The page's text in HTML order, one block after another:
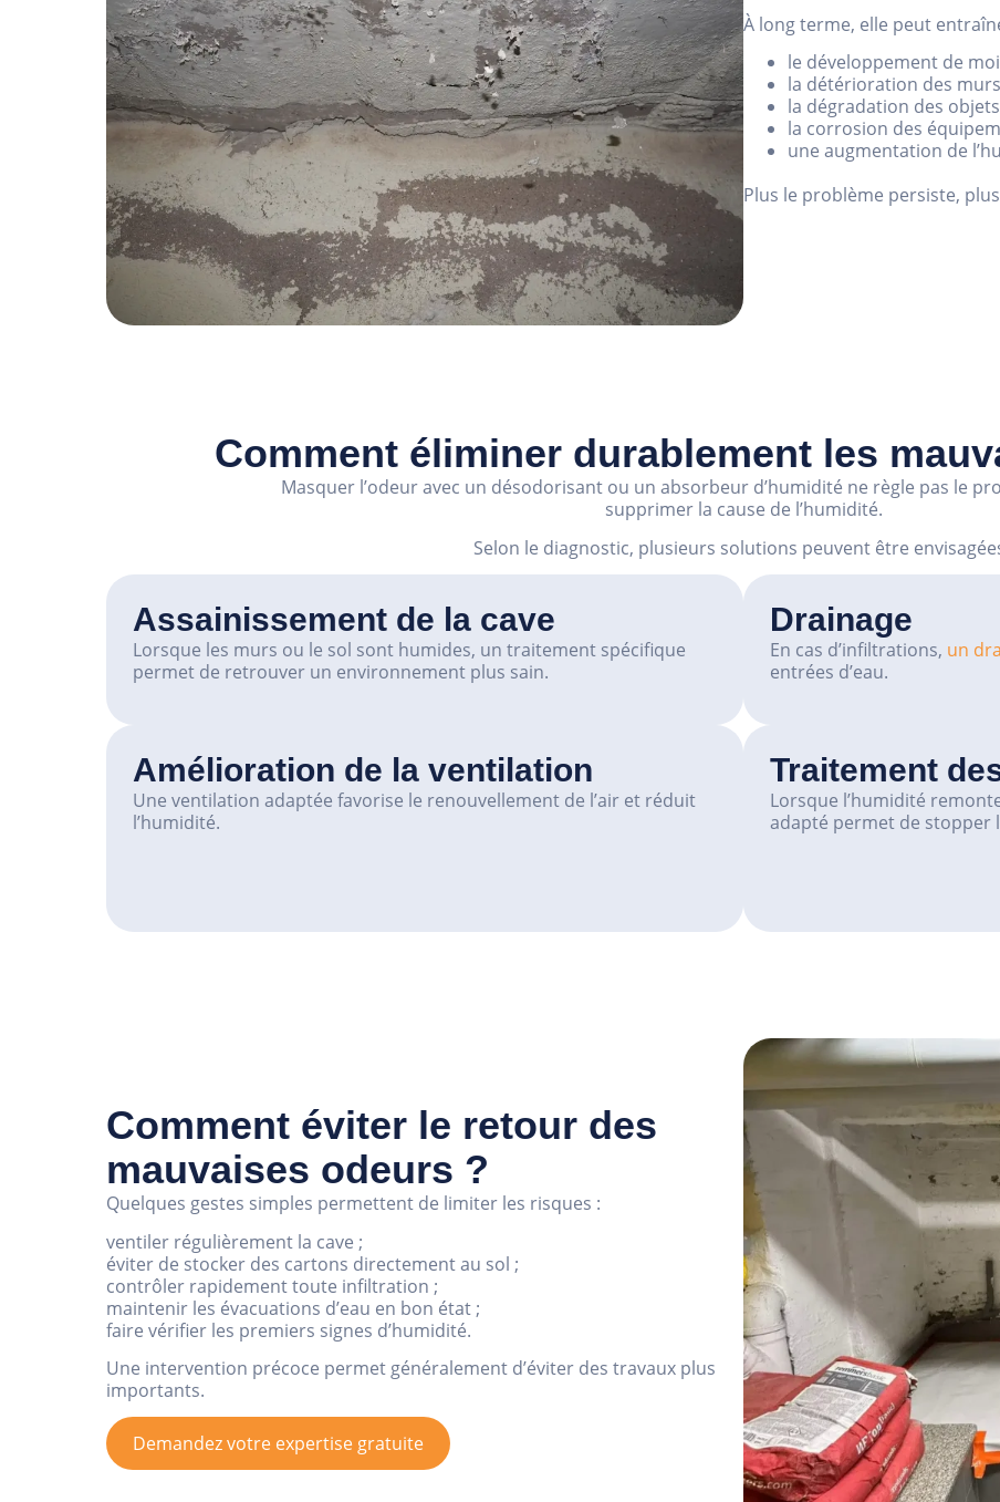
À long terme, elle peut
le développement de
la détérioration des
la dégradation des
la corrosion des
une augmentation de
Plus le problème persiste,
Comment éliminer durablement les
Masquer l’odeur avec un désodorisant ou un absorbeur d’humidité ne règle pas le
supprimer la cause de l’humidité.
Selon le diagnostic, plusieurs solutions peuvent être
Assainissement de la cave
Lorsque les murs ou le sol sont humides, un traitement spécifique
permet de retrouver un environnement plus sain.
Drainage
En cas d’infiltrations, un
entrées d’eau.
Amélioration de la ventilation
Une ventilation adaptée favorise le renouvellement de l’air et réduit
l’humidité.
Traitement
Lorsque l’humidité
adapté permet de stopper
Comment éviter le retour des
mauvaises odeurs ?
Quelques gestes simples permettent de limiter les risques :
ventiler régulièrement la cave ;
éviter de stocker des cartons directement au sol ;
contrôler rapidement toute infiltration ;
maintenir les évacuations d’eau en bon état ;
faire vérifier les premiers signes d’humidité.
Une intervention précoce permet généralement d’éviter des travaux plus
importants.
Demandez votre expertise gratuite